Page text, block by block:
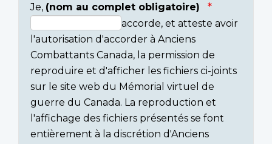
Consent
section
Je, (nom au complet obligatoire)
accorde, et atteste avoir
l'autorisation d'accorder à Anciens
Combattants Canada, la permission de
reproduire et d'afficher les fichiers ci-joints
sur le site web du Mémorial virtuel de
guerre du Canada. La reproduction et
l'affichage des fichiers présentés se font
entièrement à la discrétion d'Anciens